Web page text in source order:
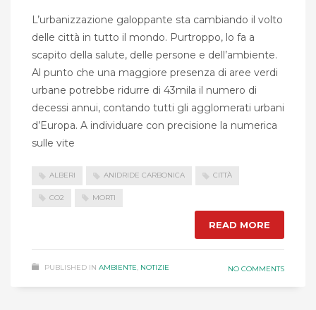
L’urbanizzazione galoppante sta cambiando il volto
delle città in tutto il mondo. Purtroppo, lo fa a
scapito della salute, delle persone e dell’ambiente.
Al punto che una maggiore presenza di aree verdi
urbane potrebbe ridurre di 43mila il numero di
decessi annui, contando tutti gli agglomerati urbani
d’Europa. A individuare con precisione la numerica
sulle vite
ALBERI ANIDRIDE CARBONICA CITTÀ
CO2 MORTI
READ MORE
PUBLISHED IN AMBIENTE, NOTIZIE NO COMMENTS